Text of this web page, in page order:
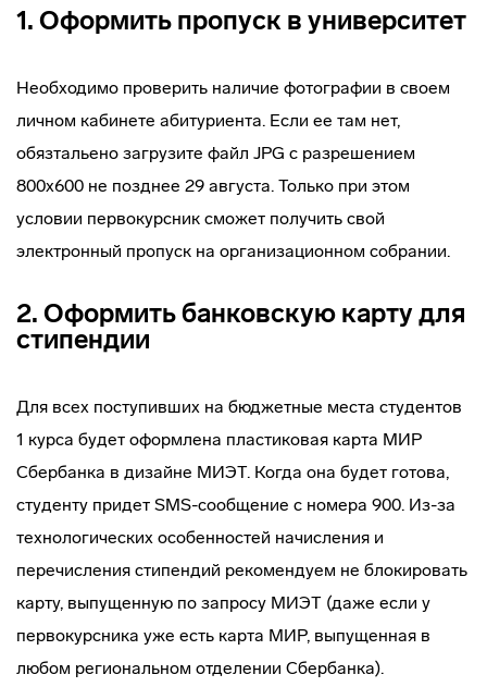
1. Оформить пропуск в университет
Необходимо проверить наличие фотографии в своем
личном кабинете абитуриента. Если ее там нет,
обязтальено загрузите файл JPG с разрешением
800х600 не позднее 29 августа. Только при этом
условии первокурсник сможет получить свой
электронный пропуск на организационном собрании.
2. Оформить банковскую карту для
стипендии
Для всех поступивших на бюджетные места студентов
1 курса будет оформлена пластиковая карта МИР
Сбербанка в дизайне МИЭТ. Когда она будет готова,
студенту придет SMS-сообщение с номера 900. Из-за
технологических особенностей начисления и
перечисления стипендий рекомендуем не блокировать
карту, выпущенную по запросу МИЭТ (даже если у
первокурсника уже есть карта МИР, выпущенная в
любом региональном отделении Сбербанка).